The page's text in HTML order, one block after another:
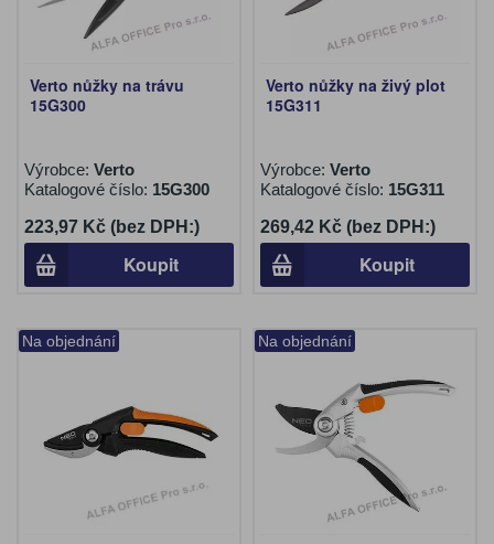
Verto nůžky na trávu
15G300
Výrobce: Verto
Katalogové číslo: 15G300
223,97 Kč (bez DPH:)
Koupit
Verto nůžky na živý plot
15G311
Výrobce: Verto
Katalogové číslo: 15G311
269,42 Kč (bez DPH:)
Koupit
Na objednání Na objednání